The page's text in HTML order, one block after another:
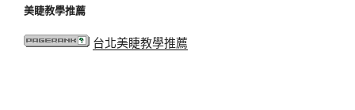
美睫教學推薦
台北美睫教學推薦